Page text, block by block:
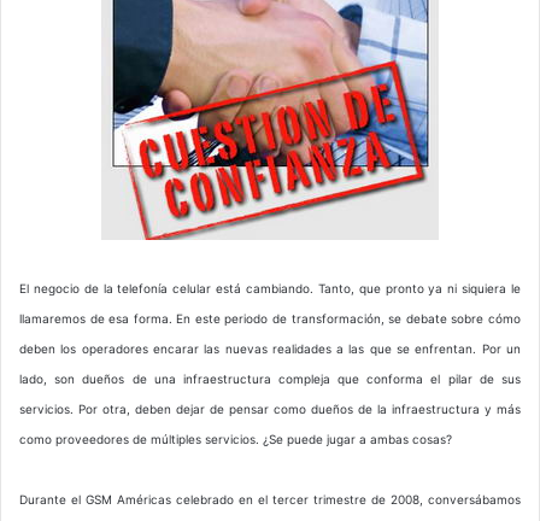
El negocio de la telefonía celular está cambiando. Tanto, que pronto ya ni siquiera le
llamaremos de esa forma. En este periodo de transformación, se debate sobre cómo
deben los operadores encarar las nuevas realidades a las que se enfrentan. Por un
lado, son dueños de una infraestructura compleja que conforma el pilar de sus
servicios. Por otra, deben dejar de pensar como dueños de la infraestructura y más
como proveedores de múltiples servicios. ¿Se puede jugar a ambas cosas?
Durante el GSM Américas celebrado en el tercer trimestre de 2008, conversábamos